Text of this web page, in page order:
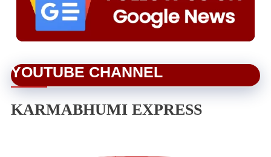
YOUTUBE CHANNEL
KARMABHUMI EXPRESS